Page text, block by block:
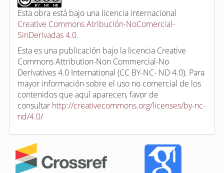
Esta obra está bajo una licencia internacional
Creative Commons Atribución-NoComercial-
SinDerivadas 4.0.
Esta es una publicación bajo la licencia Creative
Commons Attribution-Non Commercial-No
Derivatives 4.0 International (CC BY-NC- ND 4.0). Para
mayor información sobre el uso no comercial de los
contenidos que aquí aparecen, favor de
consultar http://creativecommons.org/licenses/by-nc-
nd/4.0/